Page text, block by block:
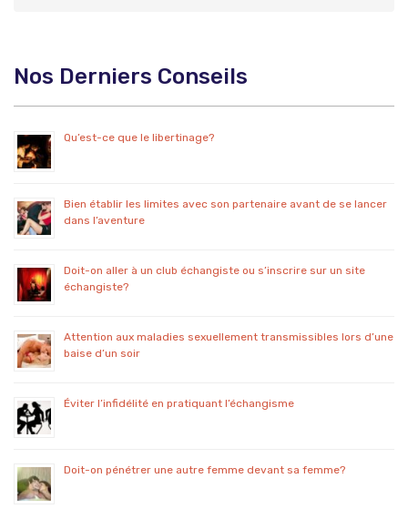
Nos Derniers Conseils
Qu’est-ce que le libertinage?
Bien établir les limites avec son partenaire avant de se lancer
dans l’aventure
Doit-on aller à un club échangiste ou s’inscrire sur un site
échangiste?
Attention aux maladies sexuellement transmissibles lors d’une
baise d’un soir
Éviter l’infidélité en pratiquant l’échangisme
Doit-on pénétrer une autre femme devant sa femme?